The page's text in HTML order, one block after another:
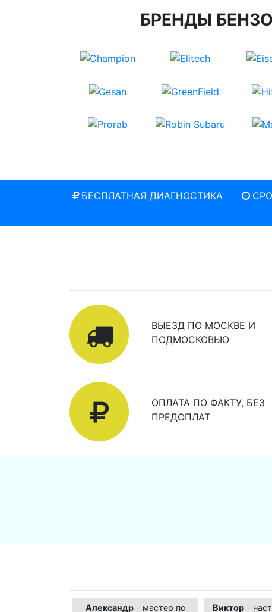
БРЕНДЫ
БЕСПЛАТНАЯ ДИАГНОСТИКА
ВЫЕЗД ПО МОСКВЕ И
ПОДМОСКОВЬЮ
ОПЛАТА ПО ФАКТУ, БЕЗ
ПРЕДОПЛАТ
Александр- мастер по Виктор -